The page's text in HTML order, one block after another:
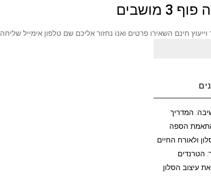
מושבים
חינם השאירו פרטים ואנו נחזור אליכם שם טלפון אימייל שליחה
המדריך
הספה
ולאורח החיים
הטרנדים
עיצוב הסלון